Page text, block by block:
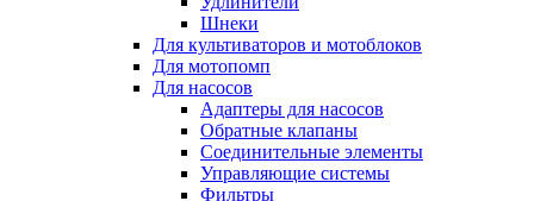
Шнеки
Для культиваторов и мотоблоков
Для мотопомп
Для насосов
Адаптеры для насосов
Обратные клапаны
Соединительные элементы
Управляющие системы
Фильтры